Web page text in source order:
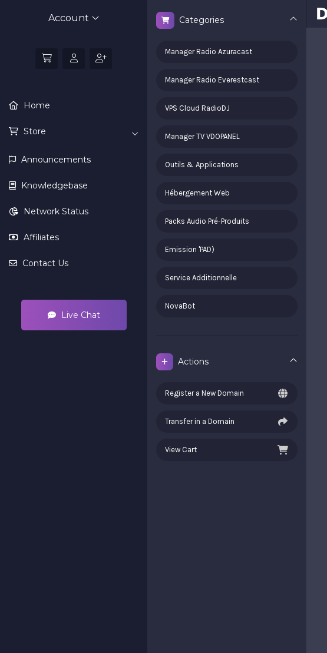
Account
Home
Store
Announcements
Knowledgebase
Network Status
Affiliates
Contact Us
Live Chat
Categories
Manager Radio Azuracast
Manager Radio Everestcast
VPS Cloud RadioDJ
Manager TV VDOPANEL
Outils & Applications
Hébergement Web
Packs Audio Pré-Produits
Emission 'PAD)
Service Additionnelle
NovaBot
Actions
Register a New Domain
Transfer in a Domain
View Cart